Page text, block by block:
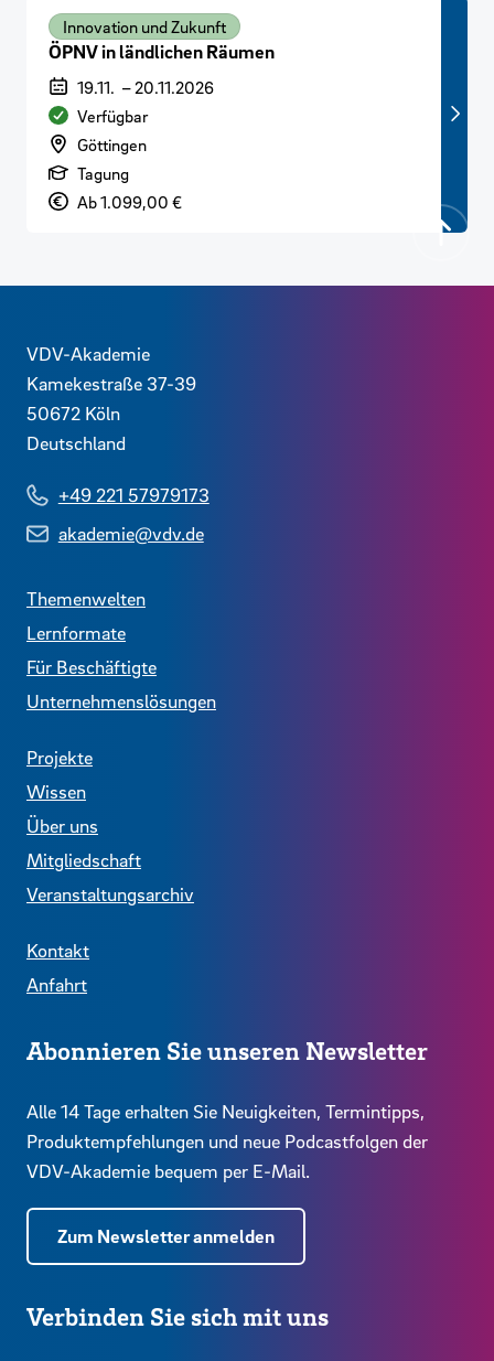
Innovation und Zukunft
ÖPNV in ländlichen Räumen
Veranstaltungszeitraum
19.11. – 20.11.2026
Verfügbarkeit
Verfügbar
Veranstaltungsort
Göttingen
Art der Veranstaltung
Tagung
PreisAb 1.099,00 €
Kontaktdaten und weitere Links
VDV-Akademie
Kamekestraße 37-39
50672 Köln
Deutschland
+49 221 57979173
akademie@vdv.de
Abonnieren Sie unseren Newsletter
Alle 14 Tage erhalten Sie Neuigkeiten, Termintipps,
Produktempfehlungen und neue Podcastfolgen der
VDV-Akademie bequem per E-Mail.
Zum Newsletter anmelden
Verbinden Sie sich mit uns
Themenwelten
Lernformate
Für Beschäftigte
Unternehmenslösungen
Projekte
Wissen
Über uns
Mitgliedschaft
Veranstaltungsarchiv
Kontakt
Anfahrt